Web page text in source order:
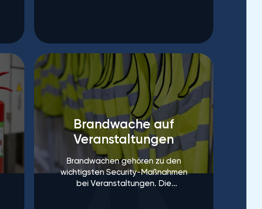
Brandwache auf
Veranstaltungen
Brandwachen gehören zu den
wichtigsten Security-Maßnahmen
bei Veranstaltungen. Die